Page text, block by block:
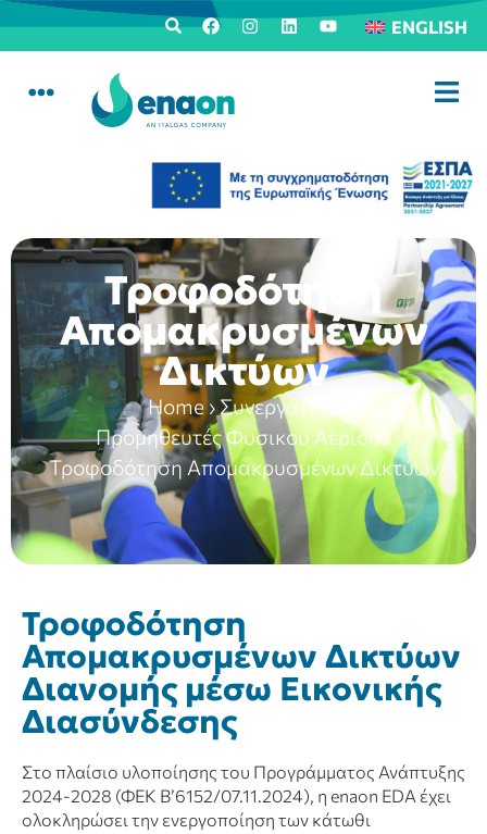
ENGLISH
Τροφοδότηση
Απομακρυσμένων
Δικτύων
Home› Συνεργάτες
Προμηθευτές Φυσικού Αερίου›
Τροφοδότηση Απομακρυσμένων Δικτύων
Τροφοδότηση
Απομακρυσμένων Δικτύων
Διανομής μέσω Εικονικής
Διασύνδεσης
Στο πλαίσιο υλοποίησης του Προγράμματος Ανάπτυξης
2024-2028 (ΦΕΚ Β’6152/07.11.2024), η enaon EDA έχει
ολοκληρώσει την ενεργοποίηση των κάτωθι